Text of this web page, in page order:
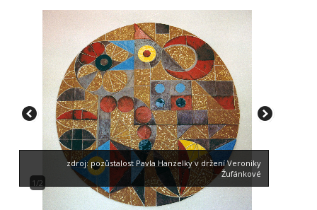
1/2
zdroj: pozůstalost Pavla Hanzelky v držení Veroniky
Žufánkové